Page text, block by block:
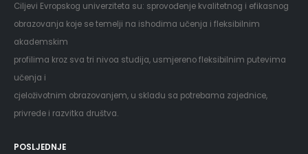
Ciljevi Evropskog univerziteta su: sprovođenje kvalitetnog i efikasnog
obrazovanja koje se temelji na ishodima učenja i fleksibilnim
akademskim
profilima kroz sva tri nivoa studija, usmjereno fleksibilnim putevima
učenja i
cjeloživotnim obrazovanjem, u skladu sa potrebama zajednice,
privrede i razvitka društva.
POSLJEDNJE